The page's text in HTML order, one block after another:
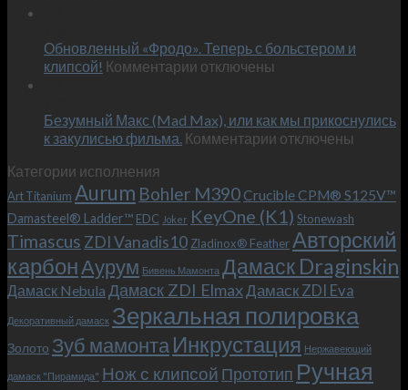
–
и
KeyOne
Обновленный «Фродо». Теперь с больстером и
клипсой! Комментарии к
«Фродо».
Теперь
и
клипсой!
отключены
Безумный Макс (Mad Max), или как мы прикоснулись
к закулисью фильма. Комментарии к
Макс
(Mad
Max),
или
как
мы
прикоснулись
к
фильма.
отключены
Категории исполнения
Art Titanium Aurum Bohler M390Crucible CPM® S125V™
Damasteel® Ladder™ EDC Joker KeyOne (K1) Stonewash
Timascus ZDI Vanadis10 Zladinox® FeatherАвторский
карбонАурум Бивень Мамонта Дамаск Draginskin
Дамаск Nebula Дамаск ZDI ElmaxДамаск ZDI Eva
Декоративный дамаск Зеркальная полировка
Золото Зуб мамонтаИнкрустация Нержавеющий
дамаск "Пирамида" Нож с клипсой Прототип Ручная